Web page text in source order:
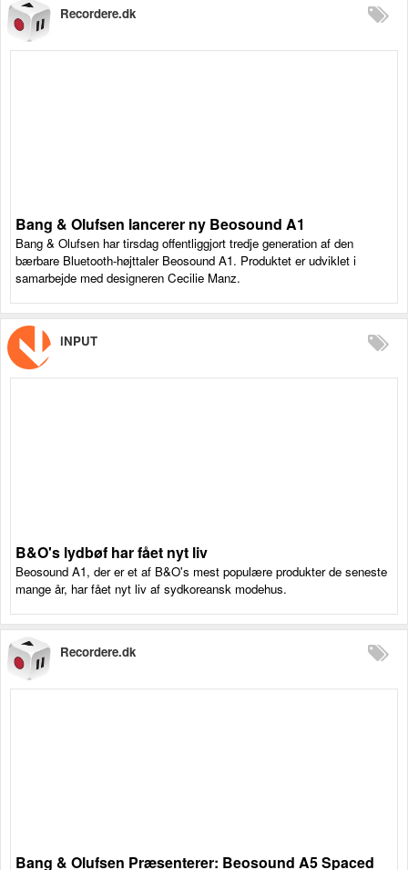
Recordere.dk
Bang & Olufsen lancerer ny Beosound A1
Bang & Olufsen har tirsdag offentliggjort tredje generation af den
bærbare Bluetooth-højttaler Beosound A1. Produktet er udviklet i
samarbejde med designeren Cecilie Manz.
iNPUT
B&O's lydbøf har fået nyt liv
Beosound A1, der er et af B&O's mest populære produkter de seneste
mange år, har fået nyt liv af sydkoreansk modehus.
Recordere.dk
Bang & Olufsen Præsenterer: Beosound A5 Spaced